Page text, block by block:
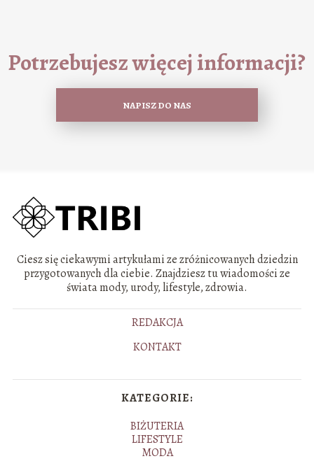
Potrzebujesz więcej informacji?
NAPISZ DO NAS
Ciesz się ciekawymi artykułami ze zróżnicowanych dziedzin
przygotowanych dla ciebie. Znajdziesz tu wiadomości ze
świata mody, urody, lifestyle, zdrowia.
REDAKCJA
KONTAKT
KATEGORIE:
BIŻUTERIA
LIFESTYLE
MODA